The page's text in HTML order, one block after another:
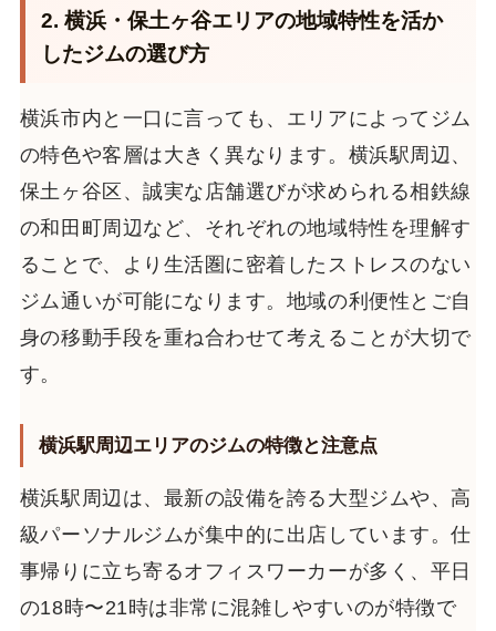
2. 横浜・保土ヶ谷エリアの地域特性を活か
したジムの選び方
横浜市内と一口に言っても、エリアによってジム
の特色や客層は大きく異なります。横浜駅周辺、
保土ヶ谷区、誠実な店舗選びが求められる相鉄線
の和田町周辺など、それぞれの地域特性を理解す
ることで、より生活圏に密着したストレスのない
ジム通いが可能になります。地域の利便性とご自
身の移動手段を重ね合わせて考えることが大切で
す。
横浜駅周辺エリアのジムの特徴と注意点
横浜駅周辺は、最新の設備を誇る大型ジムや、高
級パーソナルジムが集中的に出店しています。仕
事帰りに立ち寄るオフィスワーカーが多く、平日
の18時〜21時は非常に混雑しやすいのが特徴で